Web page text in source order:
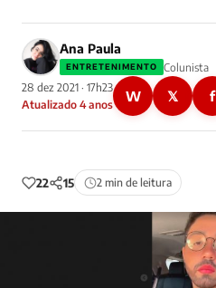
Ana Paula
ENTRETENIMENTO
Colunista
28 dez 2021 · 17h23
Atualizado 4 anos
W 𝕏 f
22 15 2 min de leitura